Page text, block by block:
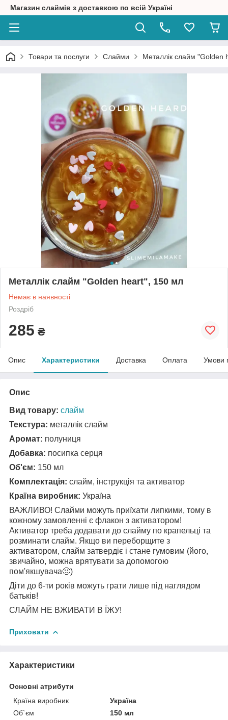
Магазин слаймів з доставкою по всій Україні
Товари та послуги Слайми Металлік слайм "Golden
Металлік слайм "Golden heart", 150 мл
Немає в наявності
Роздріб
285 ₴
Опис Характеристики Доставка Оплата Умови
Опис
Вид товару: слайм
Текстура: металлік слайм
Аромат: полуниця
Добавка: посипка серця
Об'єм: 150 мл
Комплектація: слайм, інструкція та активатор
Країна виробник: Україна
ВАЖЛИВО! Слайми можуть приїхати липкими, тому в
кожному замовленні є флакон з активатором!
Активатор треба додавати до слайму по крапельці та
розминати слайм. Якщо ви переборщите з
активатором, слайм затвердіє і стане гумовим (його,
звичайно, можна врятувати за допомогою
пом'якшувача🙂)
Діти до 6-ти років можуть грати лише під наглядом
батьків!
СЛАЙМ НЕ ВЖИВАТИ В ЇЖУ!
Приховати
Характеристики
Основні атрибути
Країна виробник
Україна
Об`єм
150 мл